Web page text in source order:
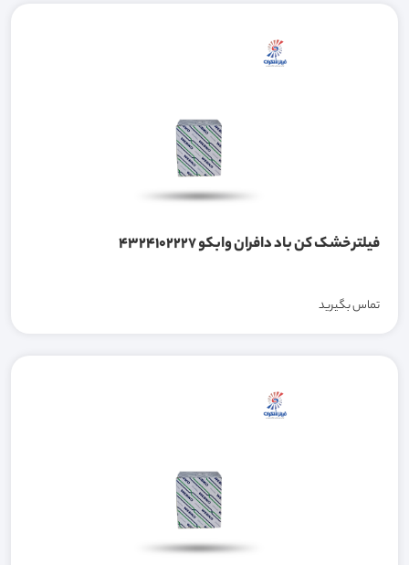
فیلتر خشک کن باد دافران وابکو 4324102227
تماس بگیرید